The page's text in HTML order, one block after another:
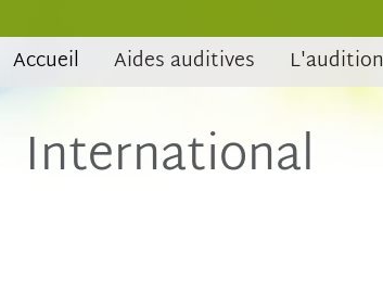
Accueil Aides auditives L'audition
International